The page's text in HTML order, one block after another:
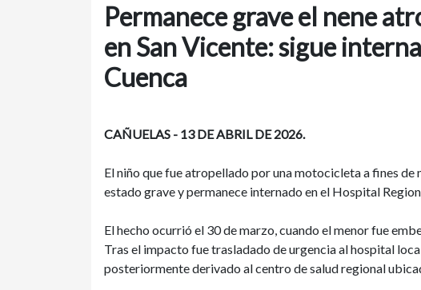
Permanece grave el nene
en San Vicente: sigue
Cuenca
CAÑUELAS - 13 DE ABRIL DE 2026.
El niño que fue atropellado por una motocicleta a fines de
estado grave y permanece internado en el Hospital
El hecho ocurrió el 30 de marzo, cuando el menor fue
Tras el impacto fue trasladado de urgencia al hospital
posteriormente derivado al centro de salud regional